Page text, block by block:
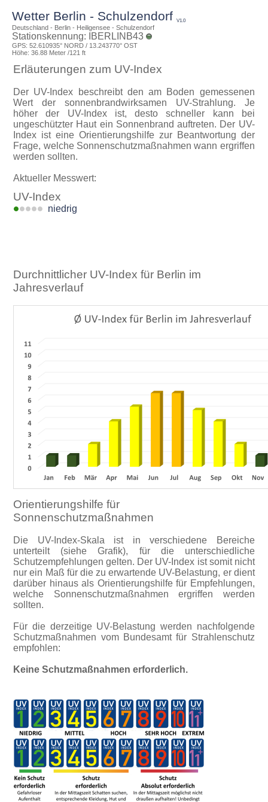
Wetter Berlin - Schulzendorf V1.0
Deutschland - Berlin - Heiligensee - Schulzendorf
Stationskennung: IBERLINB43
GPS: 52.610935° NORD / 13.243770° OST
Höhe: 36.88 Meter /121 ft
Erläuterungen zum UV-Index
Der UV-Index beschreibt den am Boden gemessenen
Wert der sonnenbrandwirksamen UV-Strahlung. Je
höher der UV-Index ist, desto schneller kann bei
ungeschützter Haut ein Sonnenbrand auftreten. Der UV-
Index ist eine Orientierungshilfe zur Beantwortung der
Frage, welche Sonnenschutzmaßnahmen wann ergriffen
werden sollten.
Aktueller Messwert:
UV-Index
niedrig
Durchnittlicher UV-Index für Berlin im
Jahresverlauf
Orientierungshilfe für
Sonnenschutzmaßnahmen
Die UV-Index-Skala ist in verschiedene Bereiche
unterteilt (siehe Grafik), für die unterschiedliche
Schutzempfehlungen gelten. Der UV-Index ist somit nicht
nur ein Maß für die zu erwartende UV-Belastung, er dient
darüber hinaus als Orientierungshilfe für Empfehlungen,
welche Sonnenschutzmaßnahmen ergriffen werden
sollten.
Für die derzeitige UV-Belastung werden nachfolgende
Schutzmaßnahmen vom Bundesamt für Strahlenschutz
empfohlen:
Keine Schutzmaßnahmen erforderlich.